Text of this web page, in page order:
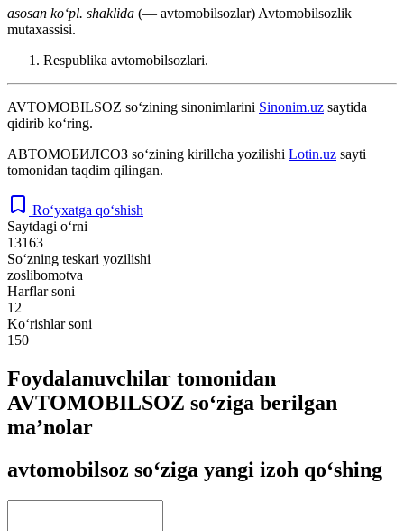
asosan koʻpl. shaklida (— avtomobilsozlar) Avtomobilsozlik
mutaxassisi.
Respublika avtomobilsozlari.
AVTOMOBILSOZ so‘zining sinonimlarini Sinonim.uz saytida
qidirib ko‘ring.
АВТОМОБИЛСОЗ so‘zining kirillcha yozilishi Lotin.uz sayti
tomonidan taqdim qilingan.
Ro‘yxatga qo‘shish
Saytdagi o‘rni
13163
So‘zning teskari yozilishi
zoslibomotva
Harflar soni
12
Ko‘rishlar soni
150
Foydalanuvchilar tomonidan
AVTOMOBILSOZ so‘ziga berilgan
ma’nolar
avtomobilsoz so‘ziga yangi izoh qo‘shing